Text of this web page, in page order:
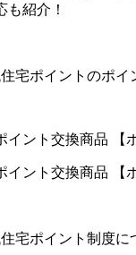
も紹介！
宅ポイントのポイ
イント交換商品 【
イント交換商品 【
宅ポイント制度に